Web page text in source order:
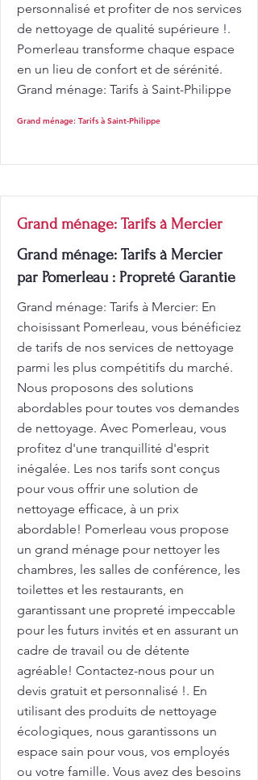
personnalisé et profiter de nos services
de nettoyage de qualité supérieure !.
Pomerleau transforme chaque espace
en un lieu de confort et de sérénité.
Grand ménage: Tarifs à Saint-Philippe
Grand ménage: Tarifs à Saint-Philippe
Grand ménage: Tarifs à Mercier
Grand ménage: Tarifs à Mercier
par Pomerleau : Propreté Garantie
Grand ménage: Tarifs à Mercier: En
choisissant Pomerleau, vous bénéficiez
de tarifs de nos services de nettoyage
parmi les plus compétitifs du marché.
Nous proposons des solutions
abordables pour toutes vos demandes
de nettoyage. Avec Pomerleau, vous
profitez d'une tranquillité d'esprit
inégalée. Les nos tarifs sont conçus
pour vous offrir une solution de
nettoyage efficace, à un prix
abordable! Pomerleau vous propose
un grand ménage pour nettoyer les
chambres, les salles de conférence, les
toilettes et les restaurants, en
garantissant une propreté impeccable
pour les futurs invités et en assurant un
cadre de travail ou de détente
agréable! Contactez-nous pour un
devis gratuit et personnalisé !. En
utilisant des produits de nettoyage
écologiques, nous garantissons un
espace sain pour vous, vos employés
ou votre famille. Vous avez des besoins